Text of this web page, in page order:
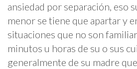
ansiedad por separación, eso
menor se tiene que apartar y
situaciones que no son
minutos u horas de su o sus
generalmente de su madre